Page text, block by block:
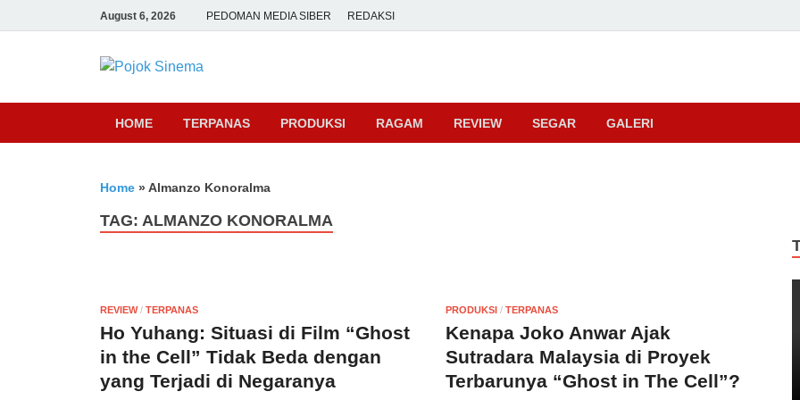
August 6, 2026 PEDOMAN MEDIA SIBER REDAKSI
Pojok Sinema
HOME TERPANAS PRODUKSI RAGAM REVIEW SEGAR GALERI
Home » Almanzo Konoralma
TAG: ALMANZO KONORALMA
REVIEW/ TERPANAS
Ho Yuhang: Situasi di Film “Ghost
in the Cell” Tidak Beda dengan
yang Terjadi di Negaranya
PRODUKSI / TERPANAS
Kenapa Joko Anwar Ajak
Sutradara Malaysia di Proyek
Terbarunya “Ghost in The Cell”?